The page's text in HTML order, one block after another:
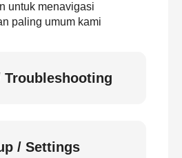
untuk menavigasi
paling umum kami
Troubleshooting
/ Settings